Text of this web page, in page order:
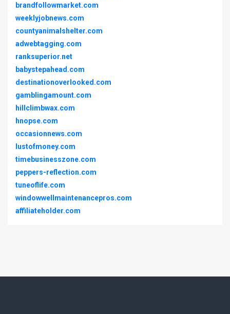
brandfollowmarket.com
weeklyjobnews.com
countyanimalshelter.com
adwebtagging.com
ranksuperior.net
babystepahead.com
destinationoverlooked.com
gamblingamount.com
hillclimbwax.com
hnopse.com
occasionnews.com
lustofmoney.com
timebusinesszone.com
peppers-reflection.com
tuneoflife.com
windowwellmaintenancepros.com
affiliateholder.com